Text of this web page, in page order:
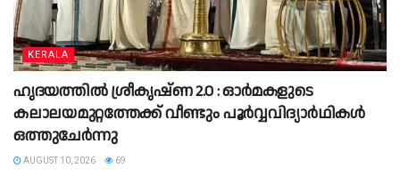
KERALA
ഹൃദയത്തിൽ ശ്രീകൃഷ്ണ 2.0 : ഓർമകളുടെ
കലാലയമുറ്റത്തേക്ക് വീണ്ടും പൂർവ്വവിദ്യാർഥികൾ
ഒത്തുചേർന്നു
AUGUST 10, 2026 69